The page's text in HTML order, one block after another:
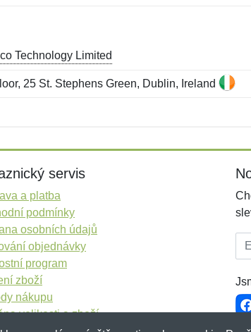
Technology Limited
25 St. Stephens Green, Dublin, Ireland
servis
a platba
podmínky
osobních údajů
objednávky
program
zboží
nákupu
velikosti a zboží
E-